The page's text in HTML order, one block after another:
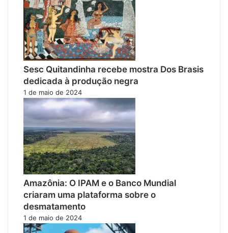
Sesc Quitandinha recebe mostra Dos Brasis
dedicada à produção negra
1 de maio de 2024
Amazônia: O IPAM e o Banco Mundial
criaram uma plataforma sobre o
desmatamento
1 de maio de 2024